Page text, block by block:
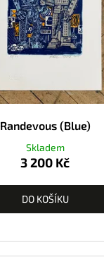
Randevous (Blue)
Skladem
3 200 Kč
DO KOŠÍKU